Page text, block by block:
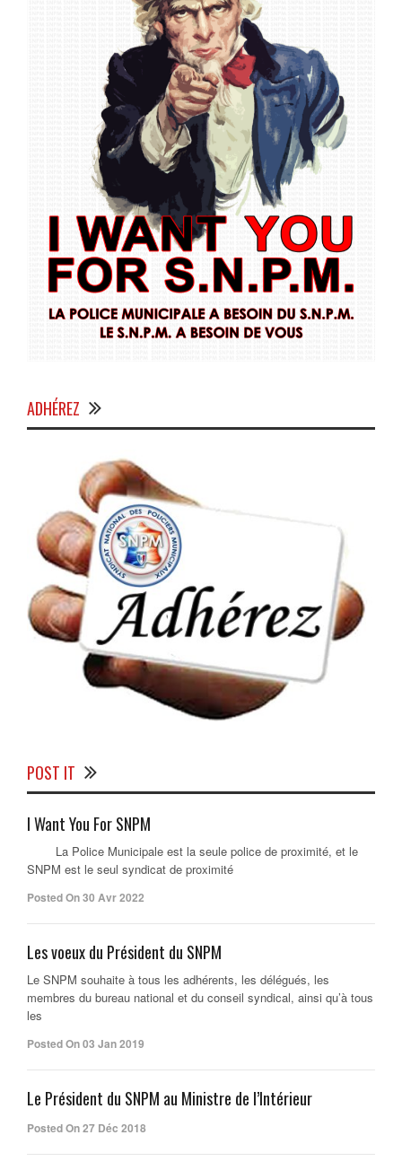
ADHÉREZ
POST IT
I Want You For SNPM
La Police Municipale est la seule police de proximité, et le
SNPM est le seul syndicat de proximité
Posted On 30 Avr 2022
Les voeux du Président du SNPM
Le SNPM souhaite à tous les adhérents, les délégués, les
membres du bureau national et du conseil syndical, ainsi qu’à tous
les
Posted On 03 Jan 2019
Le Président du SNPM au Ministre de l’Intérieur
Posted On 27 Déc 2018